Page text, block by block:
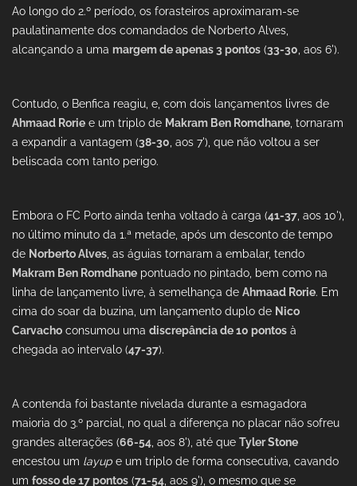
Ao longo do 2.º período, os forasteiros aproximaram-se
paulatinamente dos comandados de Norberto Alves,
alcançando a uma margem de apenas 3 pontos (33-30 , aos 6').
Contudo, o Benfica reagiu, e, com dois lançamentos livres de
Ahmaad Rorie e um triplo de Makram Ben Romdhane , tornaram
a expandir a vantagem (38-30 , aos 7'), que não voltou a ser
beliscada com tanto perigo.
Embora o FC Porto ainda tenha voltado à carga (41-37 , aos 10'),
no último minuto da 1.ª metade, após um desconto de tempo
de Norberto Alves , as águias tornaram a embalar, tendo
Makram Ben Romdhane pontuado no pintado, bem como na
linha de lançamento livre, à semelhança de Ahmaad Rorie. Em
cima do soar da buzina, um lançamento duplo de Nico
Carvacho consumou uma discrepância de 10 pontos à
chegada ao intervalo (47-37).
A contenda foi bastante nivelada durante a esmagadora
maioria do 3.º parcial, no qual a diferença no placar não sofreu
grandes alterações (66-54 , aos 8'), até que Tyler Stone
encestou um layup e um triplo de forma consecutiva, cavando
um fosso de 17 pontos (71-54 , aos 9'), o mesmo que se